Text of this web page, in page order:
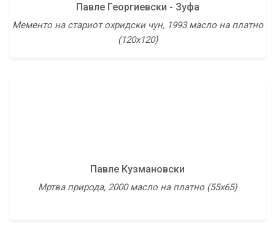
Павле Георгиевски - Зуфа
Мементо на стариот охридски чун, 1993 масло на платно
(120х120)
Павле Кузмановски
Мртва природа, 2000 масло на платно (55х65)
Петар Мазев
Композиција, 1975 масло на панел (80х80)
Петар Попчев
Македонски вез, 1991 масло на платно (90х70)